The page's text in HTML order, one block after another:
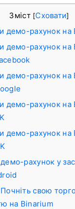
Зміст [Сховати]
демо-рахунок на
демо-рахунок на
демо-рахунок на
демо-рахунок на
демо-рахунок на
рахунок у
свою
на Binarium